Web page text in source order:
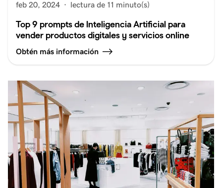
feb 20, 2024 · lectura de 11 minuto(s)
Top 9 prompts de Inteligencia Artificial para
vender productos digitales y servicios online
Obtén más información